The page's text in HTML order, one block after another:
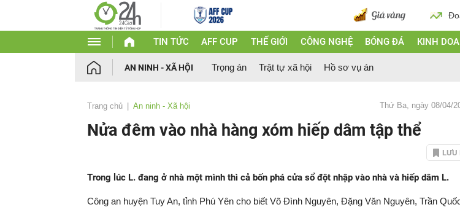
TIN TỨC AFF CUP THẾ GIỚI CÔNG NGHỆ BÓNG ĐÁ KINH
AN NINH - XÃ HỘI Trọng án Trật tự xã hội Hồ sơ vụ án
Trang chủ An ninh - Xã hội Thứ Ba, ngày 08/04/
Nửa đêm vào nhà hàng xóm hiếp dâm tập thể
LƯU
Trong lúc L. đang ở nhà một mình thì cả bốn phá cửa sổ đột nhập vào nhà và hiếp dâm L.
Công an huyện Tuy An, tỉnh Phú Yên cho biết Võ Đình Nguyên, Đặng Văn Nguyên, Trần